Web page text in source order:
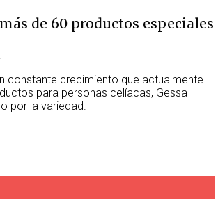
de 60 productos especiales
constante crecimiento que actualmente
para personas celíacas, Gessa
por la variedad.